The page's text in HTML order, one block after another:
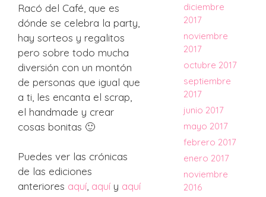
Racó del Café, que es
dónde se celebra la party,
hay sorteos y regalitos
pero sobre todo mucha
diversión con un montón
de personas que igual que
a ti, les encanta el scrap,
el handmade y crear
cosas bonitas 🙂
Puedes ver las crónicas
de las ediciones
anteriores aquí aquí y aquí
diciembre
2017
noviembre
2017
octubre 2017
septiembre
2017
junio 2017
mayo 2017
febrero 2017
enero 2017
noviembre
2016